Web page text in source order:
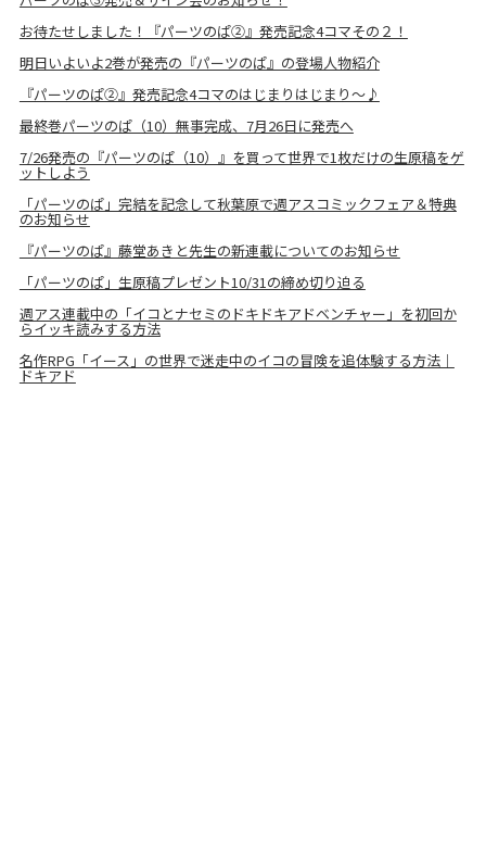
お待たせしました！『パーツのぱ②』発売記念4コマその２！
明日いよいよ2巻が発売の『パーツのぱ』の登場人物紹介
『パーツのぱ②』発売記念4コマのはじまりはじまり～♪
最終巻パーツのぱ（10）無事完成、7月26日に発売へ
7/26発売の『パーツのぱ（10）』を買って世界で1枚だけの生原稿をゲ
ットしよう
「パーツのぱ」完結を記念して秋葉原で週アスコミックフェア＆特典
のお知らせ
『パーツのぱ』藤堂あきと先生の新連載についてのお知らせ
「パーツのぱ」生原稿プレゼント10/31の締め切り迫る
週アス連載中の「イコとナセミのドキドキアドベンチャー」を初回か
らイッキ読みする方法
名作RPG「イース」の世界で迷走中のイコの冒険を追体験する方法｜
ドキアド